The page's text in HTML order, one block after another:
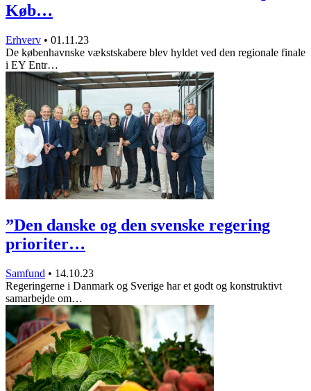
Køb…
Erhverv • 01.11.23
De københavnske vækstskabere blev hyldet ved den regionale finale
i EY Entr…
”Den danske og den svenske regering
prioriter…
Samfund • 14.10.23
Regeringerne i Danmark og Sverige har et godt og konstruktivt
samarbejde om…